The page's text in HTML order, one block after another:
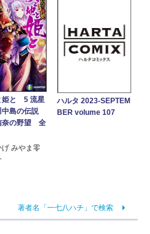
姫と 5 流星
島の伝説
奈の野望 全
みやま零
ハルタ 2023-SEPTEM
BER volume 107
著者名「一七八ハチ」で検索